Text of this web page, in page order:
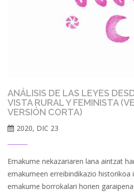
ANÁLISIS DE LAS LEYES
VISTA RURAL Y FEMINISTA
VERSIÓN CORTA)
2020, DIC 23
Emakume nekazariaren lana aintzat
emakumeen erreibindikazio historikoa
emakume borrokalari horien